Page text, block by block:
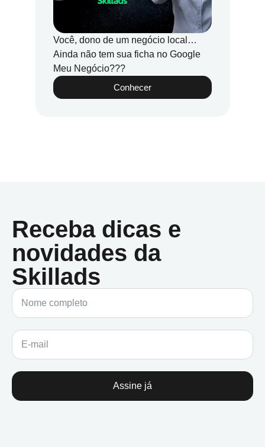
Você, dono de um negócio local…
Ainda não tem sua ficha no Google
Meu Negócio???
Conhecer
Receba dicas e
novidades da
Skillads
Assine já